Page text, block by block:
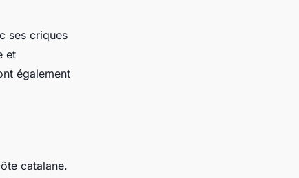
ses criques
et
également
catalane.